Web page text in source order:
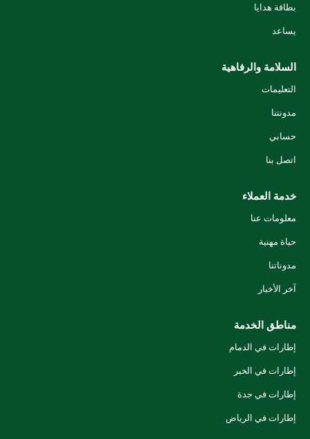
بطاقة هدايا
يساعد
السلامة والرفاهية
التعليمات
مدونتنا
حسابي
اتصل بنا
خدمة العملاء
معلومات عنا
حياة مهنية
مدوناتنا
آخر الأخبار
مناطق الخدمة
إطارات في الدمام
إطارات في الخبر
إطارات في جدة
إطارات في الرياض